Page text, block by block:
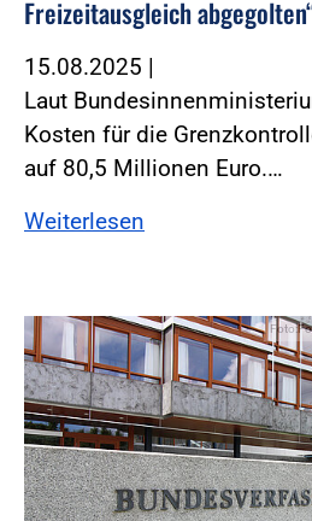
Freizeitausgleich
15.08.2025 |
Laut
Kosten für die
auf 80,5 Millionen Euro.…
Weiterlesen